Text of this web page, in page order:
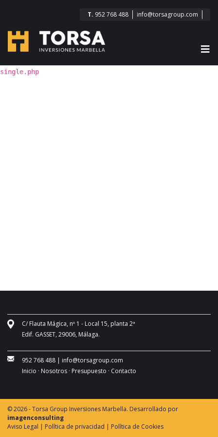
T. 952 768 488 info@torsagroup.com
single.php
C/ Flauta Mágica, nº 1 - Local 15, planta 2ª
Edif. GASSET, 29006, Málaga.
952 768 488 | info@torsagroup.com
Inicio · Nosotros · Presupuesto · Contacto
© 2026 - Torsa Group Inversiones Marbella. Desarrollado por
imagenconsulting
Aviso Legal | Política de privacidad | Política de Cookies